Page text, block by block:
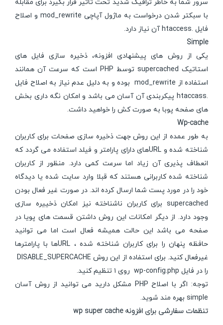
با سبکتر شدن درخواست به ماژول آپاچی mod_rewrite و اصلاح
فایل .htaccess آن نیاز دارد.
Simple
یکی از روش های پیشنهادی افزونه، ذخیره سازی فایل های
استاتیک supercached توسط PHP است که سرعت آن همانند
استفاده از mod_rewrite بوده و به دلیل عدم نیاز به اصلاح فایل
.htaccass پیکربندی آن آسان می باشد و امکان نگه داری بخش
های صفحه پوبا به صورت کش را خواهید داشت.
Wp-cache
به طور عمده از این روش جهت ذخیره سازی صفحات برای کاربران
شناخته شده و URLهای دارای پارامتر و فیلد استفاده می گردد که
انعطاف پذیری آن زیاد اما سرعت کمی دارد. منظور از کاربران
شناخته شده کاربرانی هستند که قبلا وارد سایت شده یا دیدگاه
خود را در مورد پست شما ارسال کرده اند. در صورت غیر فعال بودن
supercached برای کاربران ناشناخته نیز امکان ذخییره سازی
وجود دارد. از دیگر امکانات این روش داشتن قسمت های پویا در
صفحه می باشد این حالت همیشه فعال است اما می توانید
حافظه پنهان را برای کاربران شناخته شده ، URLها با پارامترها
غیرفعال کنید. برای استفاده از این روش DISABLE_SUPERCACHE
را در فایل wp-config.php روی ۱ تنظیم کنید.
توجه: اگر با اصلاح PHP مشکل دارید می توانید از روش آسان
simple بهره مند شوید.
تنظمات سفارشی برای افزونه wp super cache